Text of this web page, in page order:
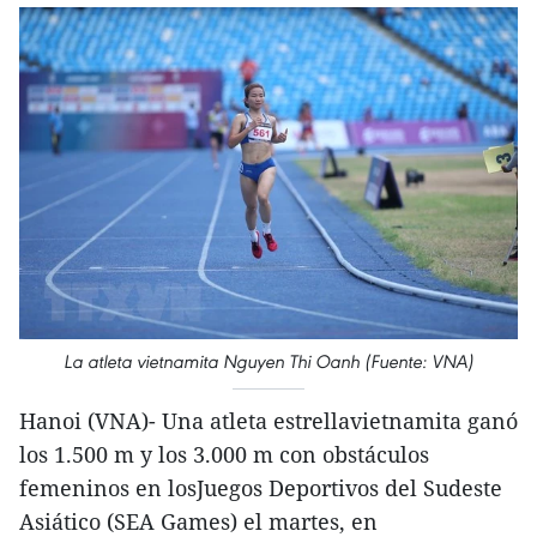
La atleta vietnamita Nguyen Thi Oanh (Fuente: VNA)
Hanoi (VNA)- Una atleta estrellavietnamita ganó
los 1.500 m y los 3.000 m con obstáculos
femeninos en losJuegos Deportivos del Sudeste
Asiático (SEA Games) el martes, en